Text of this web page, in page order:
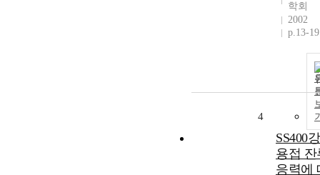
학회
2002
p.13-19
4
SS400
용접 잔
응력에